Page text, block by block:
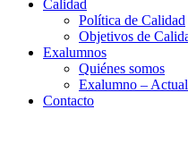
Calidad
Política de Calidad
Objetivos de
Exalumnos
Quiénes somos
Exalumno –
Contacto